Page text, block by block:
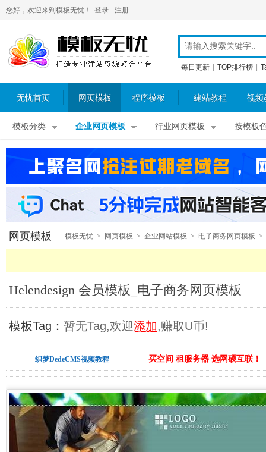
您好，欢迎来到模板无忧！ 登录 注册
每日更新 TOP排行榜
无忧首页 网页模板 程序模板 建站教程 视频
模板分类 企业网页模板 行业网页模板 按模板
网页模板 模板无忧 > 网页模板 > 企业网站模板 > 电子商务网页模板 >
Helendesign 会员模板_电子商务网页模板
模板Tag： 暂无Tag,欢迎添加,赚取U币!
织梦DedeCMS视频教程 买空间 租服务器 选网硕互联！